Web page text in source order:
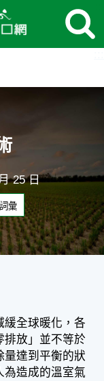
理技術 -
25 日
彙
緩全球暖化，各
排放」並不等於
量達到平衡的狀
為造成的溫室氣